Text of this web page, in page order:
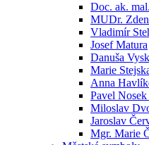
Doc. ak.
MUDr.
Vladimír
Josef Matura
Danuša
Marie
Anna
Pavel
Miloslav
Jaroslav
Mgr. Marie